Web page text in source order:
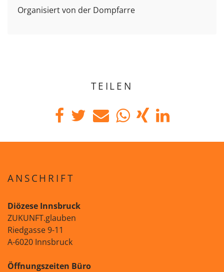
Organisiert von der Dompfarre
TEILEN
ANSCHRIFT
Diözese Innsbruck
ZUKUNFT.glauben
Riedgasse 9-11
A-6020 Innsbruck
Öffnungszeiten Büro